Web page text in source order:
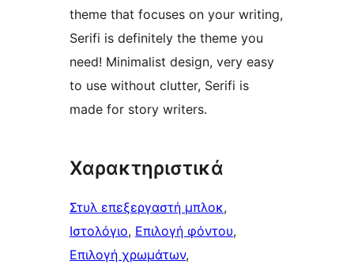
theme that focuses on your writing,
Serifi is definitely the theme you
need! Minimalist design, very easy
to use without clutter, Serifi is
made for story writers.
Χαρακτηριστικά
Στυλ επεξεργαστή μπλοκ
Ιστολόγιο, Επιλογή φόντου
Επιλογή χρωμάτων